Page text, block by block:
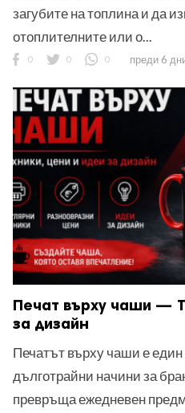
загубите на топлина и да
отоплителните или о...
0 0 0 преди 6
Печат върху чаши —
за дизайн
Печатът върху чаши е
дълготрайни начини за
превръща ежедневен